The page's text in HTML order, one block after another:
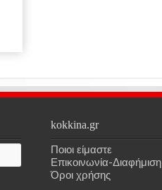
kokkina.gr
Ποιοι είμαστε
Επικοινωνία-Διαφήμιση
Όροι χρήσης